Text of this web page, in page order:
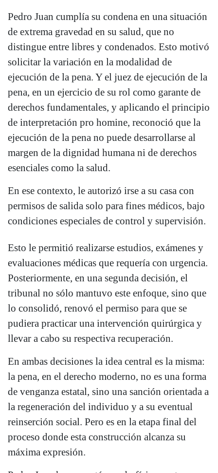
Pedro Juan cumplía su condena en una situación
de extrema gravedad en su salud, que no
distingue entre libres y condenados. Esto motivó
solicitar la variación en la modalidad de
ejecución de la pena. Y el juez de ejecución de la
pena, en un ejercicio de su rol como garante de
derechos fundamentales, y aplicando el principio
de interpretación pro homine, reconoció que la
ejecución de la pena no puede desarrollarse al
margen de la dignidad humana ni de derechos
esenciales como la salud.
En ese contexto, le autorizó irse a su casa con
permisos de salida solo para fines médicos, bajo
condiciones especiales de control y supervisión.
Esto le permitió realizarse estudios, exámenes y
evaluaciones médicas que requería con urgencia.
Posteriormente, en una segunda decisión, el
tribunal no sólo mantuvo este enfoque, sino que
lo consolidó, renovó el permiso para que se
pudiera practicar una intervención quirúrgica y
llevar a cabo su respectiva recuperación.
En ambas decisiones la idea central es la misma:
la pena, en el derecho moderno, no es una forma
de venganza estatal, sino una sanción orientada a
la regeneración del individuo y a su eventual
reinserción social. Pero es en la etapa final del
proceso donde esta construcción alcanza su
máxima expresión.